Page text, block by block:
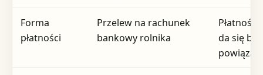
Forma
płatności
Przelew na rachunek
bankowy rolnika
da się